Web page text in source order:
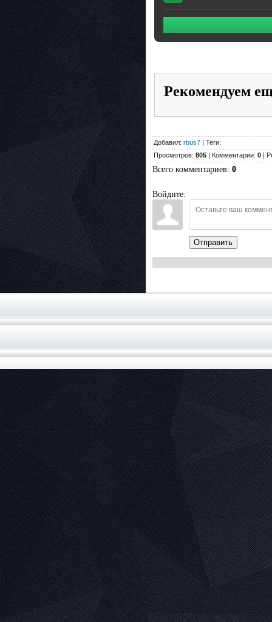
Рекомендуем
Добавил: rbus7 | Теги:
Просмотров: 805 | Комментарии: 0 |
Всего комментариев: 0
Войдите:
Отправить